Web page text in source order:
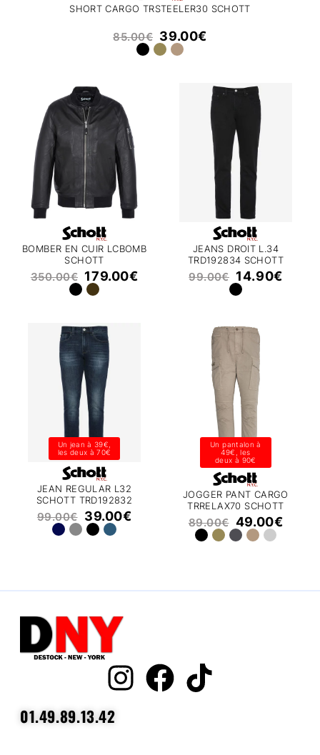
SHORT CARGO TRSTEELER30 SCHOTT
85.00€ 39.00€
BOMBER EN CUIR LCBOMB
SCHOTT
350.00€ 179.00€
JEANS DROIT L.34
TRD192834 SCHOTT
99.00€ 14.90€
Un jean à 39€,
les deux à 70€
JEAN REGULAR L32
SCHOTT TRD192832
99.00€ 39.00€
Un pantalon à
49€, les
deux à 90€
JOGGER PANT CARGO
TRRELAX70 SCHOTT
89.00€ 49.00€
01.49.89.13.42